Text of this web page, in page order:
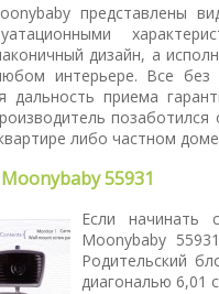
представлены
дизайн, а
интерьере. Все без
дальность приема
либо частном
55931
Если начинать
Moonybaby
Родительский
диагональю 6,01